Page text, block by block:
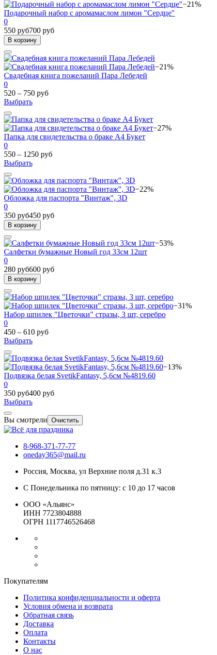
−21%
Подарочный набор с аромамаслом лимон "Сердце"
0
550 руб700 руб
В корзину
−21%
Свадебная книга пожеланий Пара Лебедей
0
520 – 750 руб
Выбрать
−27%
Папка для свидетельства о браке А4 Букет
0
550 – 1250 руб
Выбрать
−22%
Обложка для паспорта "Винтаж", 3D
0
350 руб450 руб
В корзину
−53%
Салфетки бумажные Новый год 33см 12шт
0
280 руб600 руб
В корзину
−31%
Набор шпилек "Цветочки" стразы, 3 шт, серебро
0
450 – 610 руб
Выбрать
−13%
Подвязка белая SvetikFantasy, 5,6см №4819.60
0
350 руб400 руб
Выбрать
Вы смотрели Очистить
8-968-371-77-77
oneday365@mail.ru
Россия, Москва, ул Верхние поля д.31 к.3
С Понедельника по пятницу: с 10 до 17 часов
ООО «Альянс»
ИНН 7723804888
ОГРН 1117746526468
Покупателям
Политика конфиденциальности и оферта
Условия обмена и возврата
Обратная связь
Доставка
Оплата
Контакты
О нас